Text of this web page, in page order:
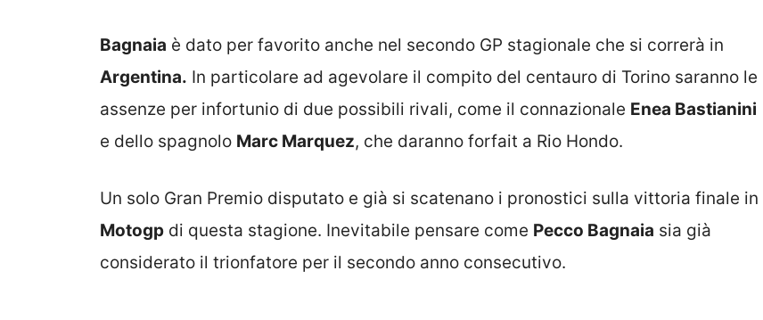
Bagnaia è dato per favorito anche nel secondo GP stagionale che si correrà in
Argentina. In particolare ad agevolare il compito del centauro di Torino saranno le
assenze per infortunio di due possibili rivali, come il connazionale Enea Bastianini
e dello spagnolo Marc Marquez, che daranno forfait a Rio Hondo.
Un solo Gran Premio disputato e già si scatenano i pronostici sulla vittoria finale in
Motogp di questa stagione. Inevitabile pensare come Pecco Bagnaia sia già
considerato il trionfatore per il secondo anno consecutivo.